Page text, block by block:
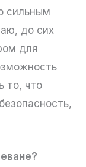
сильным
до сих
для
то, что